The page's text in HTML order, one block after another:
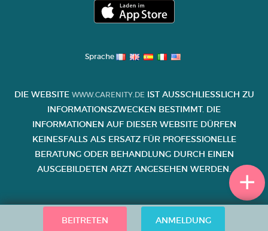
BEITRETEN ANMELDUNG
Sprache
DIE WEBSITE WWW.CARENITY.DEIST AUSSCHLIESSLICH ZU I
NFORMATIONSZWECKEN BESTIMMT. DIE I
NFORMATIONEN AUF DIESER WEBSITE DÜRFEN K
EINESFALLS ALS ERSATZ FÜR PROFESSIONELLE B
ERATUNG ODER BEHANDLUNG DURCH EINEN A
USGEBILDETEN ARZT ANGESEHEN WERDEN.